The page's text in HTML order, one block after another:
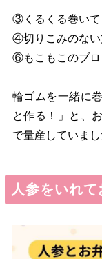
③くるくる巻い
④切りこみのな
⑥もこもこのブロ
輪ゴムを一緒に
と作る！」と、
で量産していまし
人参をいれて